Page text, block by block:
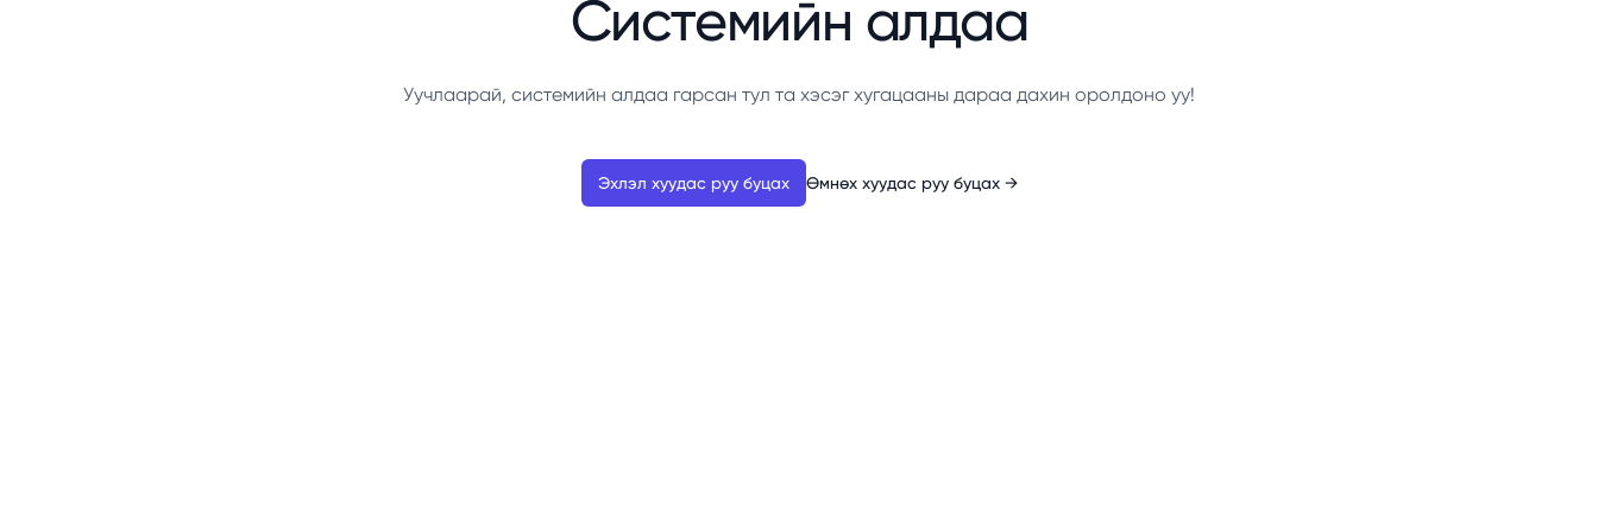
Системийн алдаа
Уучлаарай, системийн алдаа гарсан тул та хэсэг хугацааны дараа дахин оролдоно уу!
Эхлэл хуудас руу буцах Өмнөх хуудас руу буцах →